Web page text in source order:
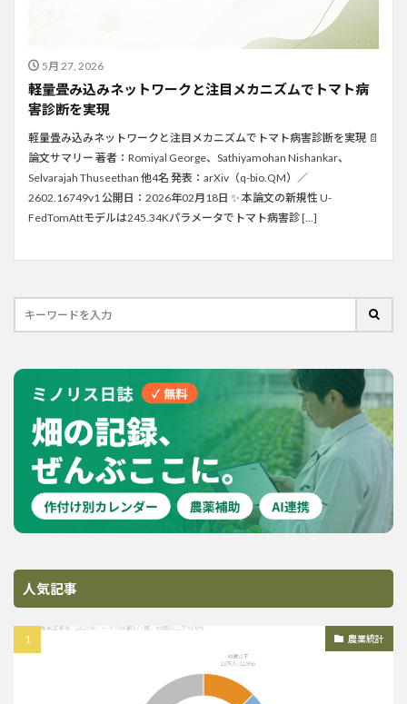
5月 27, 2026
軽量畳み込みネットワークと注目メカニズムでトマト病
害診断を実現
軽量畳み込みネットワークと注目メカニズムでトマト病害診断を実現 📄
論文サマリー 著者：Romiyal George、Sathiyamohan Nishankar、
Selvarajah Thuseethan 他4名 発表：arXiv（q-bio.QM）／
2602.16749v1 公開日：2026年02月18日 ✨ 本論文の新規性 U-
FedTomAttモデルは245.34Kパラメータでトマト病害診 […]
人気記事
農業統計